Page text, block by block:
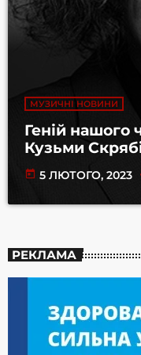
МУЗИЧНІ НОВИНИ
Геній нашого
Кузьми
today 5 ЛЮТОГО, 2023
РЕКЛАМА